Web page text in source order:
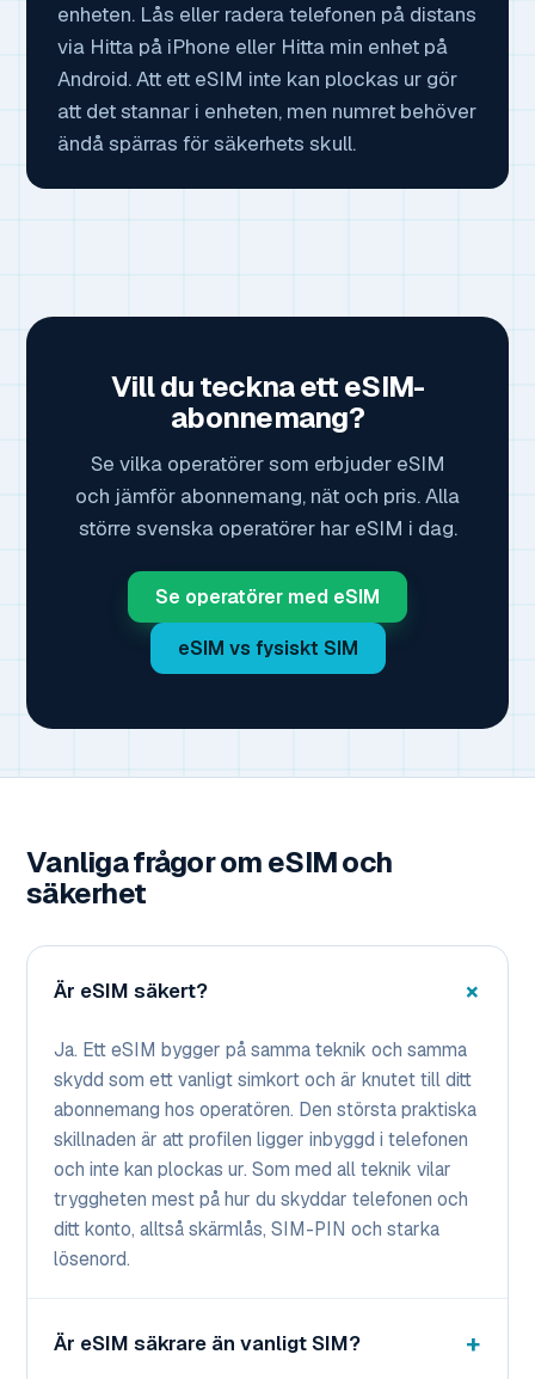
enheten. Lås eller radera telefonen på distans
via Hitta på iPhone eller Hitta min enhet på
Android. Att ett eSIM inte kan plockas ur gör
att det stannar i enheten, men numret behöver
ändå spärras för säkerhets skull.
Vill du teckna ett eSIM-
abonnemang?
Se vilka operatörer som erbjuder eSIM
och jämför abonnemang, nät och pris. Alla
större svenska operatörer har eSIM i dag.
Se operatörer med eSIM
eSIM vs fysiskt SIM
Vanliga frågor om eSIM och
säkerhet
Är eSIM säkert?
Ja. Ett eSIM bygger på samma teknik och samma
skydd som ett vanligt simkort och är knutet till ditt
abonnemang hos operatören. Den största praktiska
skillnaden är att profilen ligger inbyggd i telefonen
och inte kan plockas ur. Som med all teknik vilar
tryggheten mest på hur du skyddar telefonen och
ditt konto, alltså skärmlås, SIM-PIN och starka
lösenord.
Är eSIM säkrare än vanligt SIM?